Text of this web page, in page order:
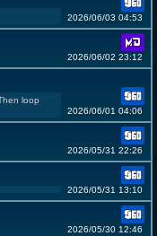
2026/06/03 04:53
2026/06/02 23:12
loop
2026/06/01 04:06
2026/05/31 22:26
2026/05/31 13:10
2026/05/30 12:46